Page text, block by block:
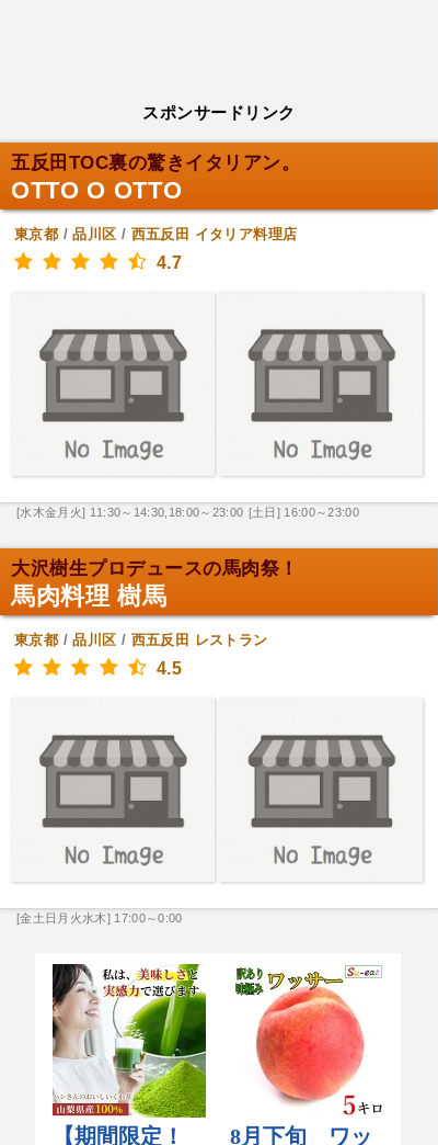
スポンサードリンク
五反田TOC裏の驚きイタリアン。
OTTO O OTTO
東京都 /品川区 / 西五反田 イタリア料理店
4.7
[水木金月火] 11:30～14:30,18:00～23:00 [土日] 16:00～23:00
大沢樹生プロデュースの馬肉祭！
馬肉料理 樹馬
東京都 /品川区 / 西五反田 レストラン
4.5
[金土日月火水木] 17:00～0:00